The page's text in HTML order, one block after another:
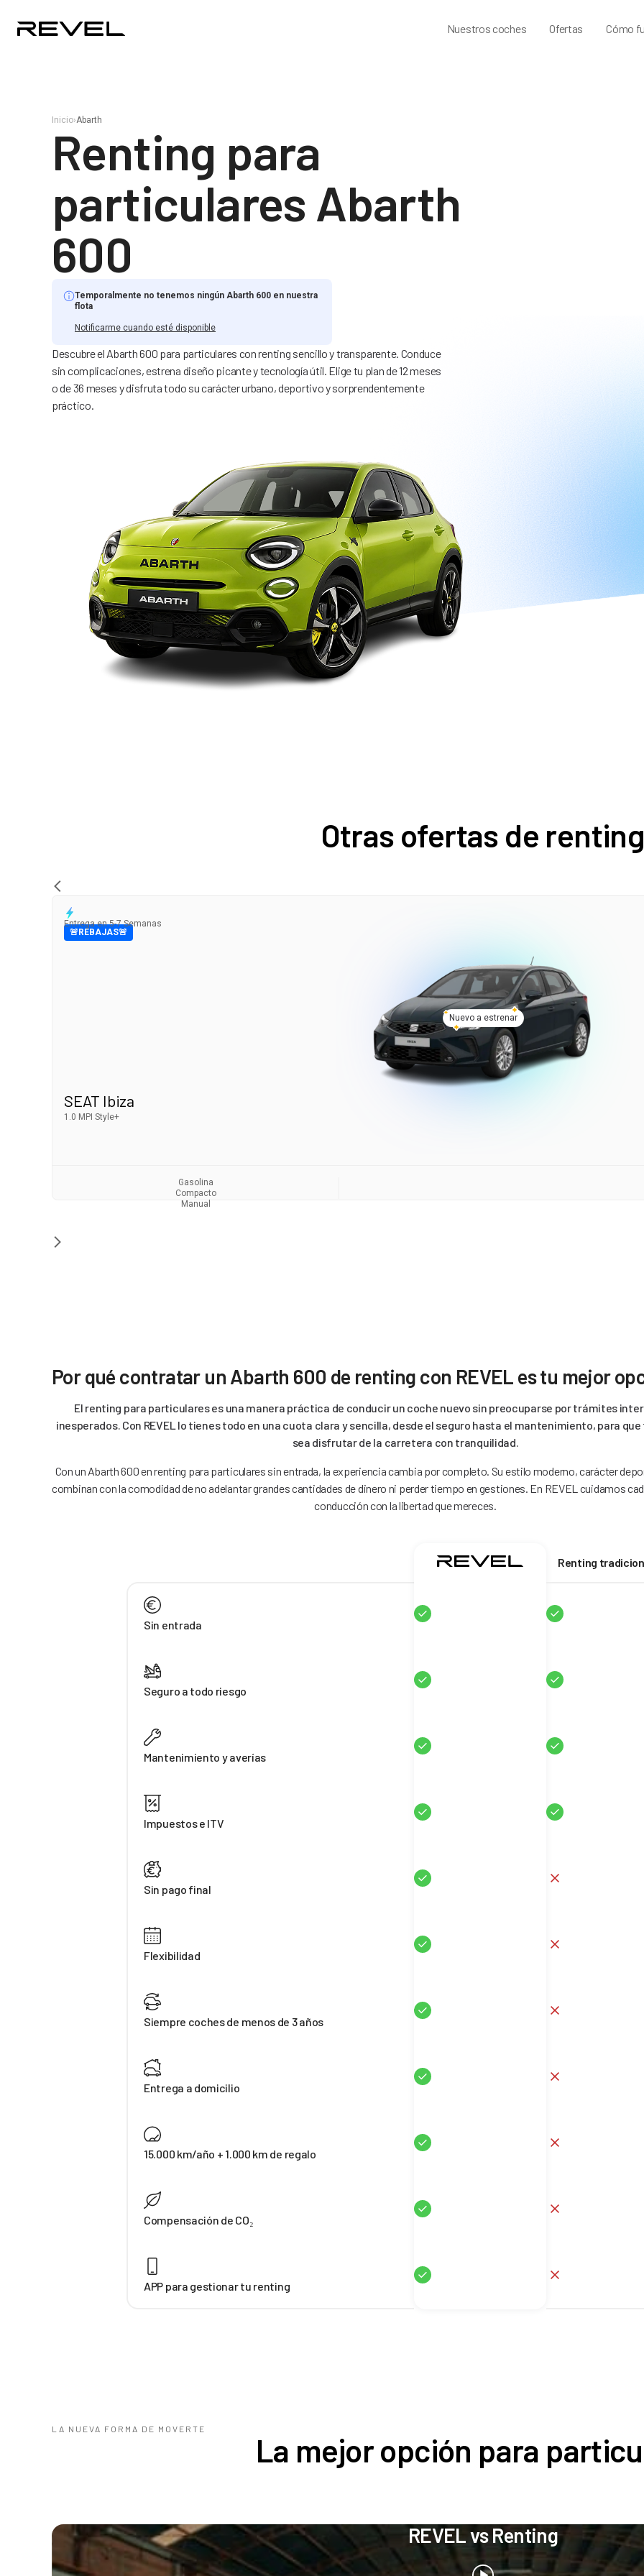
Nuestros coches Ofertas Cómo
Inicio›Abarth
Renting para
particulares Abarth
600
Temporalmente no tenemos ningún Abarth 600 en nuestra
flota
Notificarme cuando esté disponible
Descubre el Abarth 600 para particulares con renting sencillo y transparente. Conduce
sin complicaciones, estrena diseño picante y tecnología útil. Elige tu plan de 12 meses
o de 36 meses y disfruta todo su carácter urbano, deportivo y sorprendentemente
práctico.
Otras ofertas de renting
Entrega en 5-7 Semanas
🚨REBAJAS🚨
Nuevo a estrenar
SEAT Ibiza
1.0 MPI Style+
Gasolina
Compacto
Manual
Por qué contratar un Abarth 600 de renting con REVEL es tu mejor
El renting para particulares es una manera práctica de conducir un coche nuevo sin preocuparse por trámites
inesperados. Con REVEL lo tienes todo en una cuota clara y sencilla, desde el seguro hasta el mantenimiento, para
sea disfrutar de la carretera con tranquilidad.
Con un Abarth 600 en renting para particulares sin entrada, la experiencia cambia por completo. Su estilo moderno, carácter
combinan con la comodidad de no adelantar grandes cantidades de dinero ni perder tiempo en gestiones. En REVEL cuidamos
conducción con la libertad que mereces.
Renting
Sin entrada
Sí Sí
Seguro a todo riesgo
Sí Sí
Mantenimiento y averías
Sí Sí
Impuestos e ITV
Sí Sí
Sin pago final
Sí
Flexibilidad
Sí
Siempre coches de menos de 3 años
Sí
Entrega a domicilio
Sí
15.000 km/año + 1.000 km de regalo
Sí
Compensación de CO₂
Sí
APP para gestionar tu renting
Sí
LA NUEVA FORMA DE MOVERTE
La mejor opción para
REVEL vs Renting